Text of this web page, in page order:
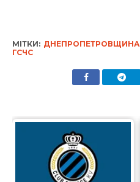
МІТКИ: ДНЕПРОПЕТРОВЩИНА
ГСЧС